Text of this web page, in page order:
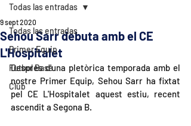
Todas las entradas
Primer Equip
Futbol Base
Club
Todas las entradas
Sehou Sarr debuta amb el CE
L'Hospitalet
9 sept 2020
Després d'una pletòrica temporada amb el
nostre Primer Equip, Sehou Sarr ha fixtat
pel CE L'Hospitalet aquest estiu, recent
ascendit a Segona B.